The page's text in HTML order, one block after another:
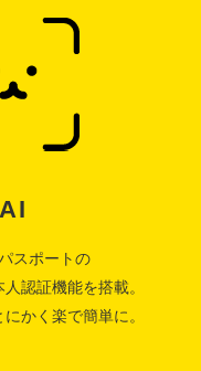
AI
スポートの
認証機能を搭載。
かく楽で簡単に。